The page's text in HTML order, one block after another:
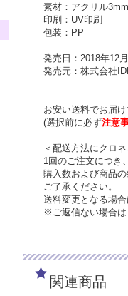
素材：アクリル3mm
印刷：UV印刷
包装：PP
発売日：2018年12
発売元：株式会社
お安い送料でお届
(選択前に必ず注意
＜配送方法にクロ
1回のご注文につき
購入数および商品
ご了承ください。
送料変更となる場
※ご返信ない場合は
関連商品